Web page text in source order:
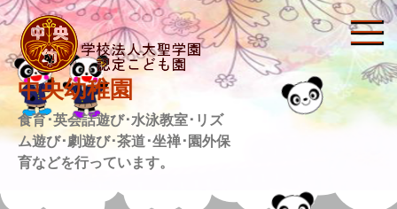
Skip
to
content
中央幼稚園
食育･英会話遊び･水泳教室･リズ
ム遊び･劇遊び･茶道･坐禅･園外保
育などを行っています。